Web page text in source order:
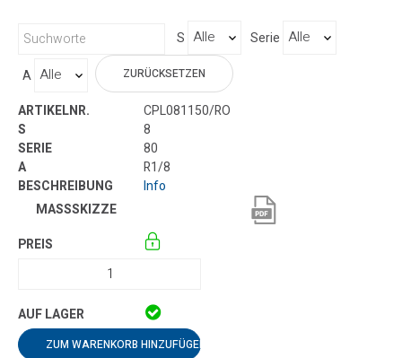
S
Serie
A
ZURÜCKSETZEN
CPL081150/RO
8
80
R1/8
Info
ZUM WARENKORB HINZUFÜGEN